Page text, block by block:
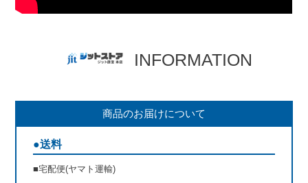
INFORMATION
商品のお届けについて
●送料
■宅配便(ヤマト運輸)